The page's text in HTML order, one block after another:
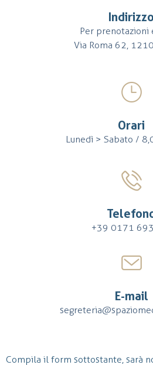
Indirizzo
Per prenotazioni
Via Roma 62,
Orari
Lunedì > Sabato /
+39 0171
E-mail
Compila il form sottostante, sarà